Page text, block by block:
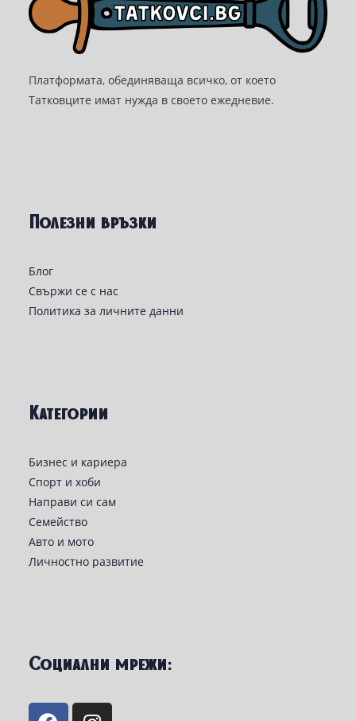
Платформата, обединяваща всичко, от което
Татковците имат нужда в своето ежедневие.
Полезни връзки
Блог
Свържи се с нас
Политика за личните данни
Категории
Бизнес и кариера
Спорт и хоби
Направи си сам
Семейство
Авто и мото
Личностно развитие
Социални мрежи: